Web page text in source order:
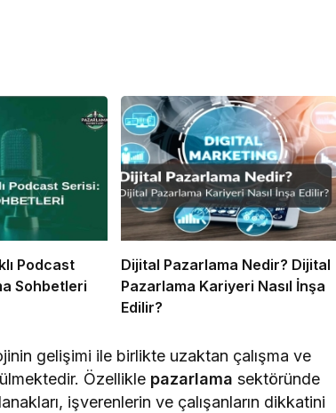
Podcast
Sohbetleri
Dijital Pazarlama Nedir? Dijital
Pazarlama Kariyeri Nasıl İnşa
Edilir?
gelişimi ile birlikte uzaktan çalışma ve
Özellikle pazarlama sektöründe
işverenlerin ve çalışanların dikkatini